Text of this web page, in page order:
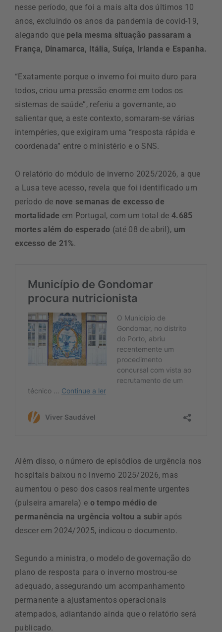
nesse período, que foi a mais alta dos últimos 10
anos, excluindo os anos da pandemia de covid-19,
alegando que pela mesma situação passaram a
França, Dinamarca, Itália, Suíça, Irlanda e Espanha.
“Exatamente porque o inverno foi muito duro para
todos, criou uma pressão enorme em todos os
sistemas de saúde”, referiu a governante, ao
salientar que, a este contexto, somaram-se várias
intempéries, que exigiram uma “resposta rápida e
coordenada” entre o ministério e o SNS.
O relatório do módulo de inverno 2025/2026, a que
a Lusa teve acesso, revela que foi identificado um
período de nove semanas de excesso de
mortalidade em Portugal, com um total de4.685
mortes além do esperado (até 08 de abril), um
excesso de 21%.
Além disso, o número de episódios de urgência nos
hospitais baixou no inverno 2025/2026, mas
aumentou o peso dos casos realmente urgentes
(pulseira amarela) e o tempo médio de
permanência na urgência voltou a subir após
descer em 2024/2025, indicou o documento.
Segundo a ministra, o modelo de governação do
plano de resposta para o inverno mostrou-se
adequado, assegurando um acompanhamento
permanente a ajustamentos operacionais
atempados, adiantando ainda que o relatório será
publicado.